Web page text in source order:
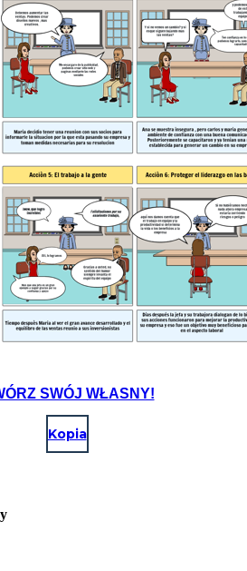
SWÓJ WŁASNY!
Kopia